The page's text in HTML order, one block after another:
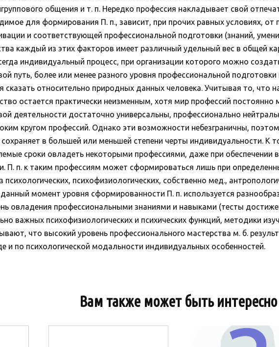
общения и т. п. Нередко профессия накладывает свой
для формирования П. п., зависит, при прочих равных условиях, от
и соответствующей профессиональной подготовки (знаний,
каждый из этих факторов имеет различный удельный вес в общей
индивидуальный процесс, при организации которого можно
путь, более или менее разного уровня профессиональной
сказать относительно природных данных человека. Учитывая то, что
остается практически неизменным, хотя мир профессий
деятельности достаточно универсальны, профессионально
кругом профессий. Однако эти возможности небезграничны,
в большей или меньшей степени черты индивидуальности. К
сроки овладеть некоторыми профессиями, даже при обеспечении
П. п. к таким профессиям может сформироваться лишь при
психофизиологических, собственно мед.,
момент уровня сформированности П. п. используется
овладения профессиональными знаниями и навыками (тесты
важных психофизиологических и психических функций, методики
что высокий уровень профессионального мастерства м. б.
и по психологической модальности индивидуальных особенностей.
Вам также может быть интересно